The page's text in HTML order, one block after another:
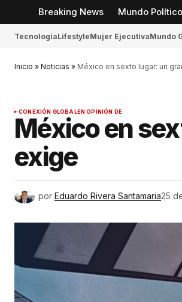
Breaking News Mundo Político
TecnologíaLifestyleMujer EjecutivaMundo
Inicio » Noticias » México en sexto lugar: un
CONEXIÓN GLOBALEN OPINIÓN DE
México en
exige
por Eduardo Rivera Santamaria25